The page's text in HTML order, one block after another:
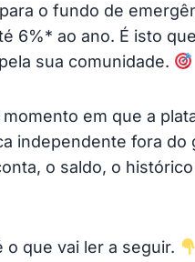
o fundo de
6%* ao ano. É isto
sua comunidade.
em que a
independente fora
o saldo, o
o que vai ler a seguir.